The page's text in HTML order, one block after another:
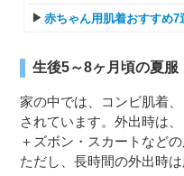
赤ちゃん用肌着おすすめ7
生後5～8ヶ月頃の夏服
家の中では、コンビ肌着
されています。外出時は
＋ズボン・スカートなど
ただし、長時間の外出時